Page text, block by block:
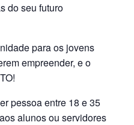
do seu futuro
para os jovens
empreender, e o
pessoa entre 18 e 35
alunos ou servidores